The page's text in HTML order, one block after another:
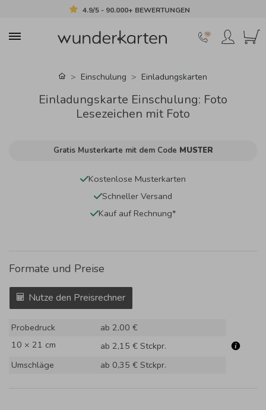
4.9/5 - 90.000+ BEWERTUNGEN
Einschulung Einladungskarten
Einladungskarte Einschulung: Foto
Lesezeichen mit Foto
Gratis Musterkarte mit dem Code MUSTER
Kostenlose Musterkarten
Schneller Versand
Kauf auf Rechnung*
Formate und Preise
Nutze den Preisrechner
Probedruck
ab 2,00 €
10 × 21 cm
ab 2,15 € Stckpr.
Umschläge
ab 0,35 € Stckpr.